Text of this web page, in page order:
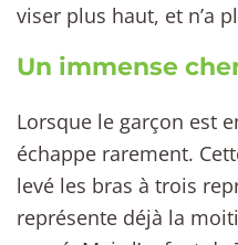
viser plus haut, et n’a
Un immense
Lorsque le garçon est
échappe rarement.
levé les bras à trois
représente déjà la